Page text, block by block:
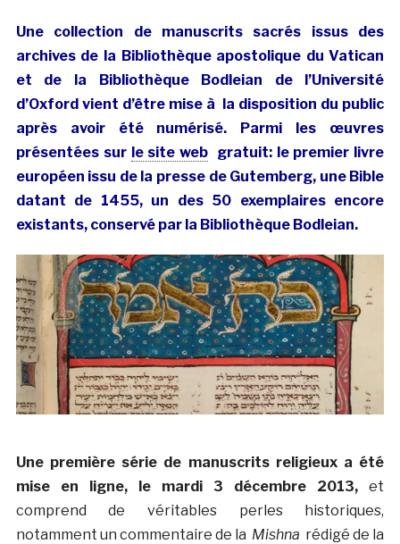
Une collection de manuscrits sacrés issus des
archives de la Bibliothèque apostolique du Vatican
et de la Bibliothèque Bodleian de l’Université
d’Oxford vient d’être mise à la disposition du public
après avoir été numérisé. Parmi les œuvres
présentées sur le site web gratuit: le premier livre
européen issu de la presse de Gutemberg, une Bible
datant de 1455, un des 50 exemplaires encore
existants, conservé par la Bibliothèque Bodleian.
Une première série de manuscrits religieux a été
mise en ligne, le mardi 3 décembre 2013, et
comprend de véritables perles historiques,
notamment un commentaire de la Mishna rédigé de la